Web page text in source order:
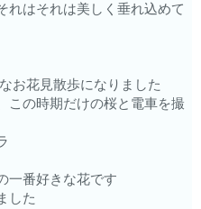
れはそれは美しく垂れ込めて
お花見散歩になりました
この時期だけの桜と電車を撮
一番好きな花です
した